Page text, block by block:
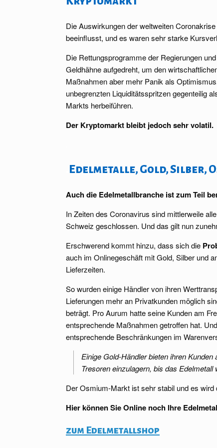
Die Auswirkungen der weltweiten
beeinflusst, und es waren sehr starke
Die Rettungsprogramme der Regierungen
Geldhähne aufgedreht, um den
Maßnahmen aber mehr Panik als
unbegrenzten Liquiditätsspritzen gegenteilig
Markts herbeiführen.
Der Kryptomarkt bleibt jedoch sehr volatil.
Edelmetalle, Gold, Silber,
Auch die Edelmetallbranche ist zum Teil
In Zeiten des Coronavirus sind mittlerweile
Schweiz geschlossen. Und das gilt nun
Erschwerend kommt hinzu, dass sich die
auch im Onlinegeschäft mit Gold, Silber und
Lieferzeiten.
So wurden einige Händler von ihren
Lieferungen mehr an Privatkunden möglich
beträgt. Pro Aurum hatte seine Kunden am
entsprechende Maßnahmen getroffen hat.
entsprechende Beschränkungen im
Einige Gold-Händler bieten ihren
Tresoren einzulagern, bis das
Der Osmium-Markt ist sehr stabil und es
Hier können Sie Online noch Ihre
zum Edelmetallshop